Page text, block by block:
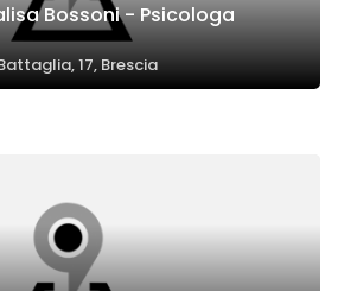
Bossoni - Psicologa
17, Brescia